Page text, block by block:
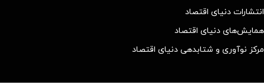
انتشارات دنیای اقتصاد
همایش‌های دنیای اقتصاد
مرکز نوآوری و شتابدهی دنیای اقتصاد